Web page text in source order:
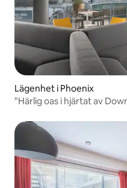
Lägenhet i Phoenix
"Härlig oas i hjärtat av